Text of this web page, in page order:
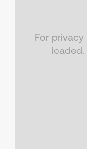
For privacy
loaded.